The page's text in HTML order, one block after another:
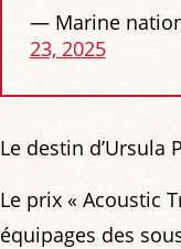
— Marine
23, 2025
Le destin d’Ursula
Le prix « Acoustic
équipages des